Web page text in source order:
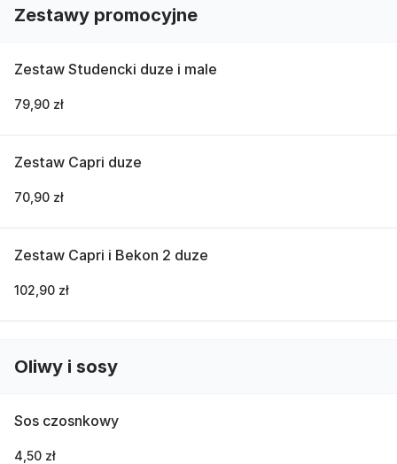
Zestawy promocyjne
Zestaw Studencki duze i male
79,90 zł
Zestaw Capri duze
70,90 zł
Zestaw Capri i Bekon 2 duze
102,90 zł
Oliwy i sosy
Sos czosnkowy
4,50 zł